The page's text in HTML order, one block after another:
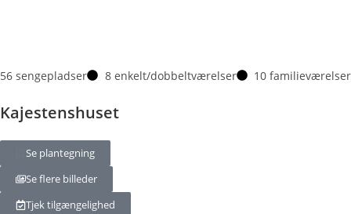
56 sengepladser 8 enkelt/dobbeltværelser 10 familieværelser
Kajestenshuset
Se plantegning
Se flere billeder
Tjek tilgængelighed